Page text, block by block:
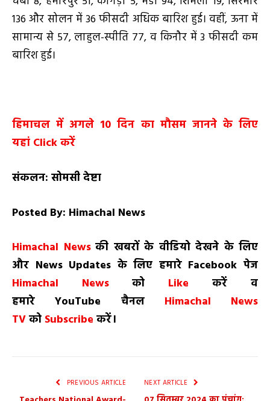
136 और सोलन में 36 फीसदी अधिक बारिश हुई। वहीं, ऊना में
सामान्य से 57, लाहुल-स्पीति 77, व किनौर में 3 फीसदी कम
बारिश हुई।
हिमाचल में अगले 10दिन का मौसम जानने के लिए
यहां Clickकरें
संकलन: सोमसी देष्टा
Posted By: Himachal News
Himachal News की खबरों के वीडियो देखने के लिए
और News Updates के लिए हमारेFacebookपेज
Himachal News
को Like करें व
हमारे YouTube चैनल
Himachal News
TVको Subscribe करें।
PREVIOUS ARTICLE NEXT ARTICLE